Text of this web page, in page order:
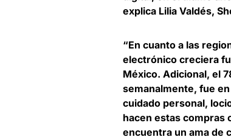
explica Lilia Valdés,
“En cuanto a las
electrónico creciera
México. Adicional, el
semanalmente, fue
cuidado personal,
hacen estas compras
encuentra un ama de